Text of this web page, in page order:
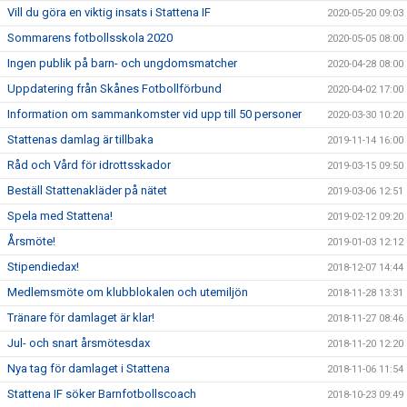
Vill du göra en viktig insats i Stattena IF 2020-05-20 09:03
Sommarens fotbollsskola 2020 2020-05-05 08:00
Ingen publik på barn- och ungdomsmatcher 2020-04-28 08:00
Uppdatering från Skånes Fotbollförbund 2020-04-02 17:00
Information om sammankomster vid upp till 50 personer 2020-03-30 10:20
Stattenas damlag är tillbaka 2019-11-14 16:00
Råd och Vård för idrottsskador 2019-03-15 09:50
Beställ Stattenakläder på nätet 2019-03-06 12:51
Spela med Stattena! 2019-02-12 09:20
Årsmöte! 2019-01-03 12:12
Stipendiedax! 2018-12-07 14:44
Medlemsmöte om klubblokalen och utemiljön 2018-11-28 13:31
Tränare för damlaget är klar! 2018-11-27 08:46
Jul- och snart årsmötesdax 2018-11-20 12:20
Nya tag för damlaget i Stattena 2018-11-06 11:54
Stattena IF söker Barnfotbollscoach 2018-10-23 09:49